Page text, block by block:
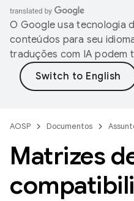
O Google usa tecnologia
conteúdos para seu
traduções com IA podem
AOSP Documentos
Matrizes